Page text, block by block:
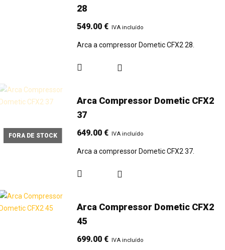
28
549.00€ IVA incluído
Arca a compressor Dometic CFX2 28.
FORA DE STOCK
Arca Compressor Dometic CFX2
37
649.00€ IVA incluído
Arca a compressor Dometic CFX2 37.
Arca Compressor Dometic CFX2
45
699.00€ IVA incluído